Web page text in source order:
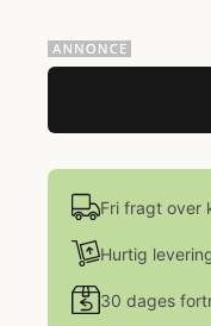
Fri fragt over
Hurtig
30 dages